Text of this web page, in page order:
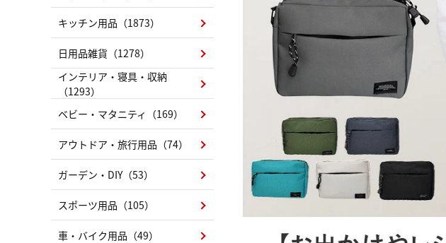
キッチン用品（1873）
日用品雑貨（1278）
インテリア・寝具・収納
（1293）
ベビー・マタニティ（169）
アウトドア・旅行用品（74）
ガーデン・DIY（53）
スポーツ用品（105）
車・バイク用品（49）